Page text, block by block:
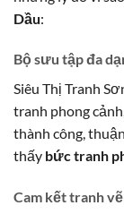
Dầu:
Bộ sưu tập đa
Siêu Thị Tranh
tranh phong
thành công,
thấy bức tranh
Cam kết tranh